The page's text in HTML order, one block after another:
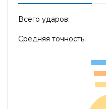
Всего ударов:
Средняя точность: